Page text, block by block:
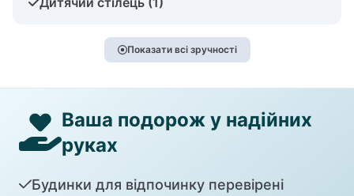
Показати всі зручності
Ваша подорож у надійних
руках
Будинки для відпочинку перевірені